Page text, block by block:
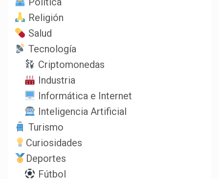
Religión
Salud
Tecnología
Criptomonedas
Industria
Informática e Internet
Inteligencia Artificial
Turismo
Curiosidades
Deportes
Fútbol